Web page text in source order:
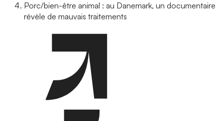
Porc/bien-être animal : au Danemark, un documentaire
révèle de mauvais traitements